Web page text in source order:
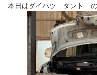
本日はダイハツ タント の